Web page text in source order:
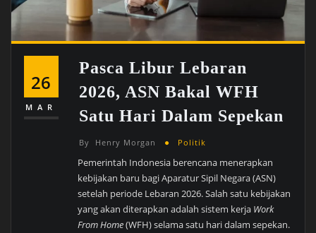
26
MAR
Pasca Libur Lebaran
2026, ASN Bakal WFH
Satu Hari Dalam Sepekan
By Henry Morgan Politik
Pemerintah Indonesia berencana menerapkan
kebijakan baru bagi Aparatur Sipil Negara (ASN)
setelah periode Lebaran 2026. Salah satu kebijakan
yang akan diterapkan adalah sistem kerja Work
From Home(WFH) selama satu hari dalam sepekan.